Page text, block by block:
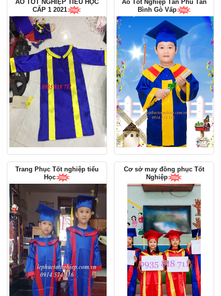
ÁO TỐT NGHIỆP TIỂU HỌC
CẤP 1 2021
Aó Tốt Nghiệp Tân Phú Tân
Bình Gò Vấp
Trang Phục Tốt nghiệp tiểu
Học
Cơ sở may đồng phục Tốt
Nghiệp